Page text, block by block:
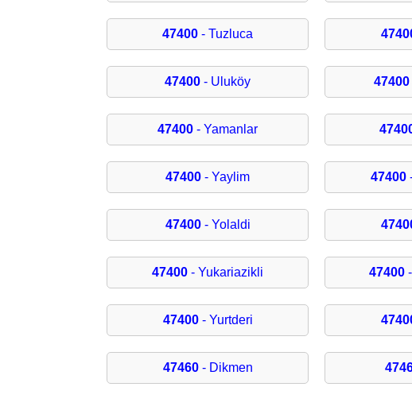
47400 - Tuzluca
47400 - Uluköy 47400
47400 - Yamanlar
47400 - Yaylim 47400
47400- Yolaldi
47400 - Yukariazikli 47400
47400- Yurtderi
47460- Dikmen